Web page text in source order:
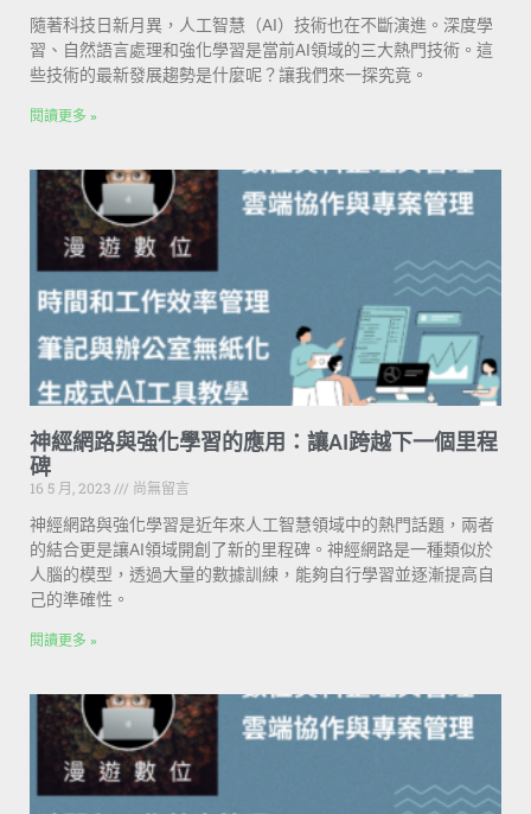
隨著科技日新月異，人工智慧（AI）技術也在不斷演進。深度學
習、自然語言處理和強化學習是當前AI領域的三大熱門技術。這
些技術的最新發展趨勢是什麼呢？讓我們來一探究竟。
閱讀更多 »
神經網路與強化學習的應用：讓AI跨越下一個里程
碑
16 5 月, 2023
尚無留言
神經網路與強化學習是近年來人工智慧領域中的熱門話題，兩者
的結合更是讓AI領域開創了新的里程碑。神經網路是一種類似於
人腦的模型，透過大量的數據訓練，能夠自行學習並逐漸提高自
己的準確性。
閱讀更多 »